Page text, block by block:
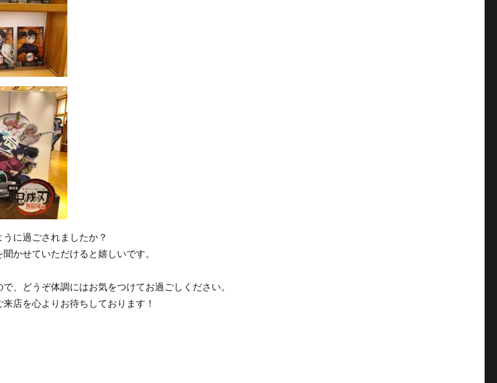
に過ごされましたか？
かせていただけると嬉しいです。
、どうぞ体調にはお気をつけてお過ごしください。
店を心よりお待ちしております！